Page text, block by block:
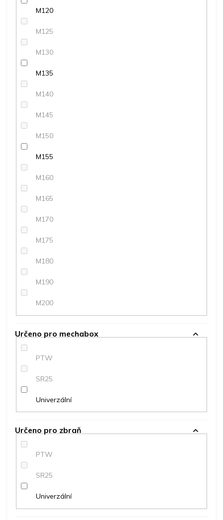
M120
M125
M130
M135
M140
M145
M150
M155
M160
M165
M170
M175
M180
M190
M200
Určeno pro mechabox
PTW
SR25
Univerzální
Určeno pro zbraň
PTW
SR25
Univerzální